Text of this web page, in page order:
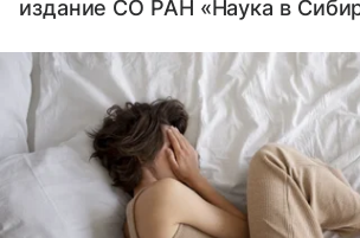
издание СО РАН «Наука в